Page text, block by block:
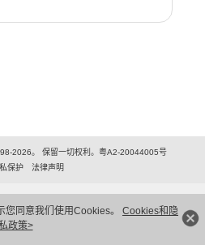
同意我们使用Cookies。 Cookies和隐
政策>
2026。 保留一切权利。粤A2-20044005号
保护
法律声明